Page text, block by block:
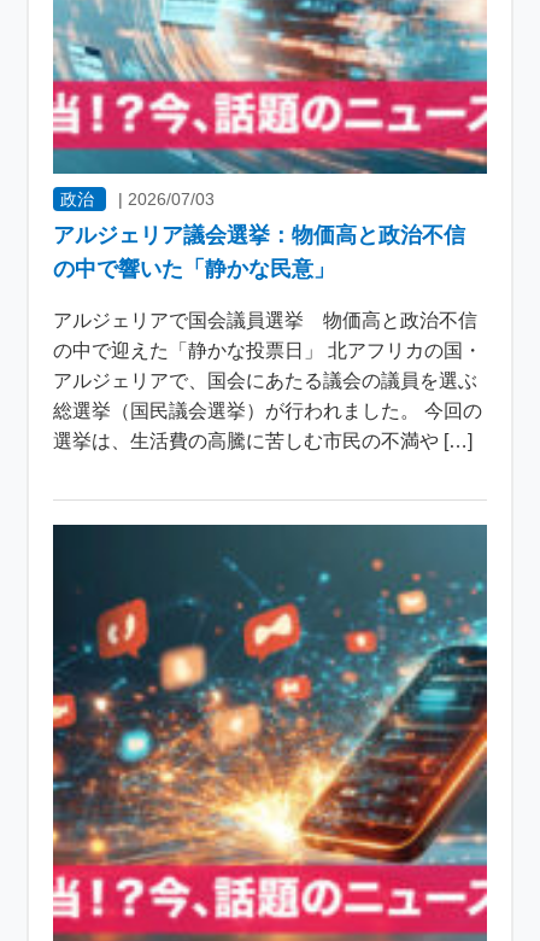
政治 | 2026/07/03
アルジェリア議会選挙：物価高と政治不信
の中で響いた「静かな民意」
アルジェリアで国会議員選挙 物価高と政治不信
の中で迎えた「静かな投票日」 北アフリカの国・
アルジェリアで、国会にあたる議会の議員を選ぶ
総選挙（国民議会選挙）が行われました。 今回の
選挙は、生活費の高騰に苦しむ市民の不満や […]